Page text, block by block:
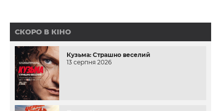
СКОРО В КІНО
Кузьма: Страшно веселий
13 серпня 2026